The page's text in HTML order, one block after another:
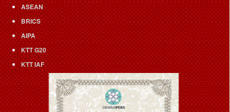
ASEAN
BRICS
AIPA
KTT G20
KTT IAF